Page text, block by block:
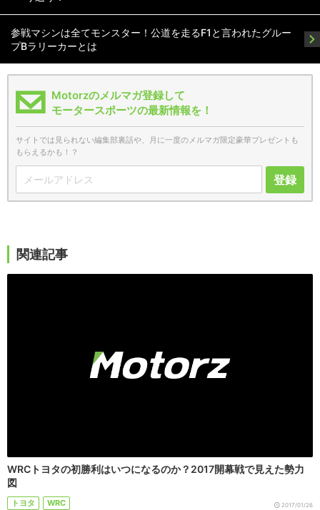
参戦マシンは全てモンスター！公道を走るF1と言われたグルー
プBラリーカーとは
Motorzのメルマガ登録して
モータースポーツの最新情報を！
サイトでは見られない編集部裏話や、月に一度のメルマガ限定豪華プレゼントも
もらえるかも！？
登録
関連記事
WRCトヨタの初勝利はいつになるのか？2017開幕戦で見えた勢力
図
トヨタ WRC 2017/01/26